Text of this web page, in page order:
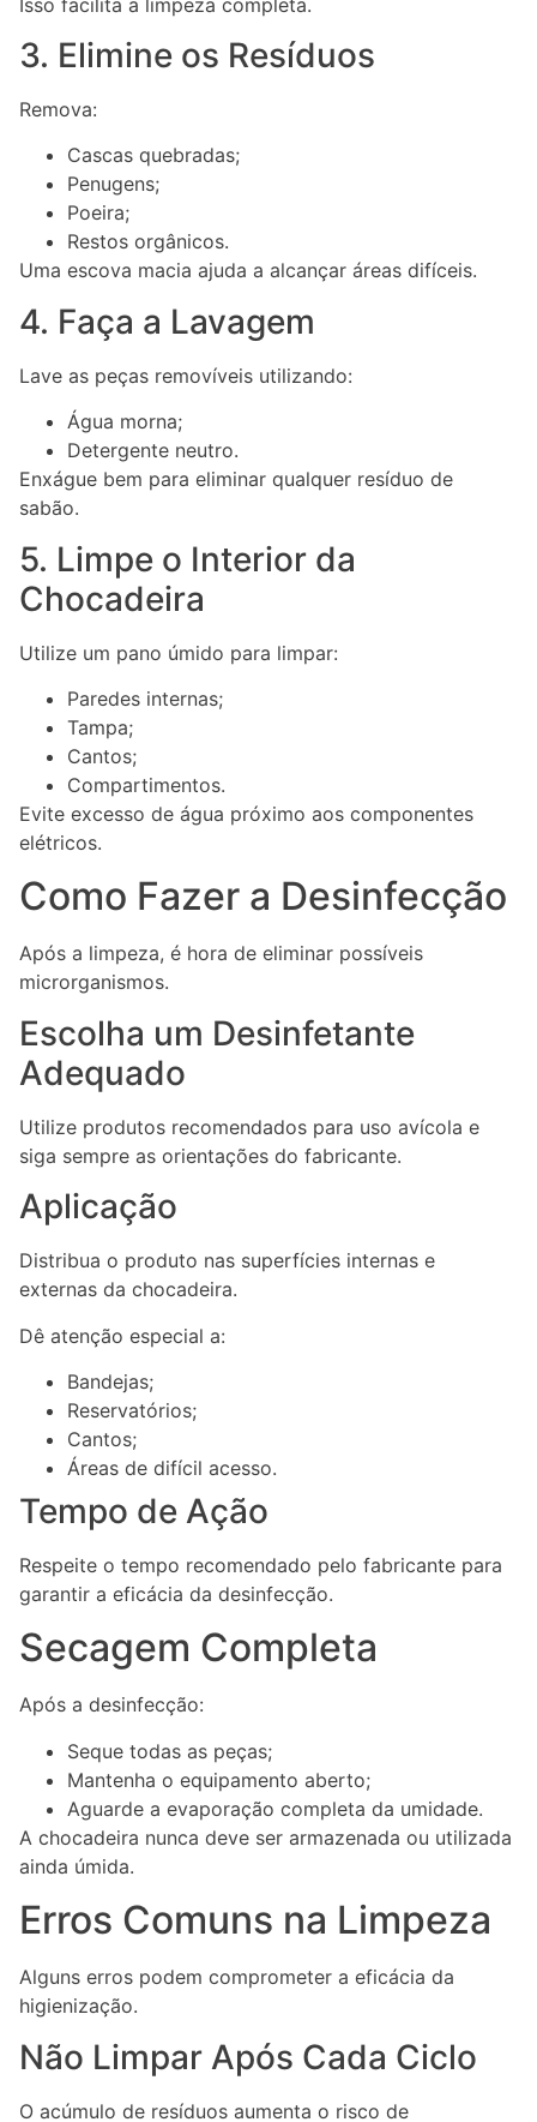
3. Elimine os Resíduos
Remova:
Cascas quebradas;
Penugens;
Poeira;
Restos orgânicos.
Uma escova macia ajuda a alcançar áreas difíceis.
4. Faça a Lavagem
Lave as peças removíveis utilizando:
Água morna;
Detergente neutro.
Enxágue bem para eliminar qualquer resíduo de
sabão.
5. Limpe o Interior da
Chocadeira
Utilize um pano úmido para limpar:
Paredes internas;
Tampa;
Cantos;
Compartimentos.
Evite excesso de água próximo aos componentes
elétricos.
Como Fazer a Desinfecção
Após a limpeza, é hora de eliminar possíveis
microrganismos.
Escolha um Desinfetante
Adequado
Utilize produtos recomendados para uso avícola e
siga sempre as orientações do fabricante.
Aplicação
Distribua o produto nas superfícies internas e
externas da chocadeira.
Dê atenção especial a:
Bandejas;
Reservatórios;
Cantos;
Áreas de difícil acesso.
Tempo de Ação
Respeite o tempo recomendado pelo fabricante para
garantir a eficácia da desinfecção.
Secagem Completa
Após a desinfecção:
Seque todas as peças;
Mantenha o equipamento aberto;
Aguarde a evaporação completa da umidade.
A chocadeira nunca deve ser armazenada ou utilizada
ainda úmida.
Erros Comuns na Limpeza
Alguns erros podem comprometer a eficácia da
higienização.
Não Limpar Após Cada Ciclo
O acúmulo de resíduos aumenta o risco de